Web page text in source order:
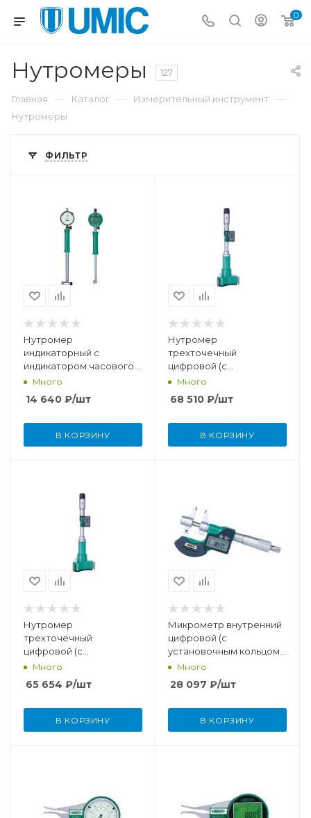
0
Нутромеры 127
Главная — Каталог — Измерительный инструмент —
Нутромеры
ФИЛЬТР
Нутромер
индикаторный с
индикатором часового
типа (без установочного
кольца) 50-160 мм (0,01
мм)
Много
14 640 ₽/шт
В КОРЗИНУ
Нутромер
трехточечный
цифровой (с
установочным кольцом)
размерность 20-25 мм /
0,79-0,98"
Много
68 510 ₽/шт
В КОРЗИНУ
Нутромер
трехточечный
цифровой (с
установочным кольцом)
размерность 16-20 мм /
0,63-0,79"
Много
65 654 ₽/шт
В КОРЗИНУ
Микрометр внутренний
цифровой (с
установочным кольцом)
5-30 мм (0,001 мм)
Много
28 097 ₽/шт
В КОРЗИНУ